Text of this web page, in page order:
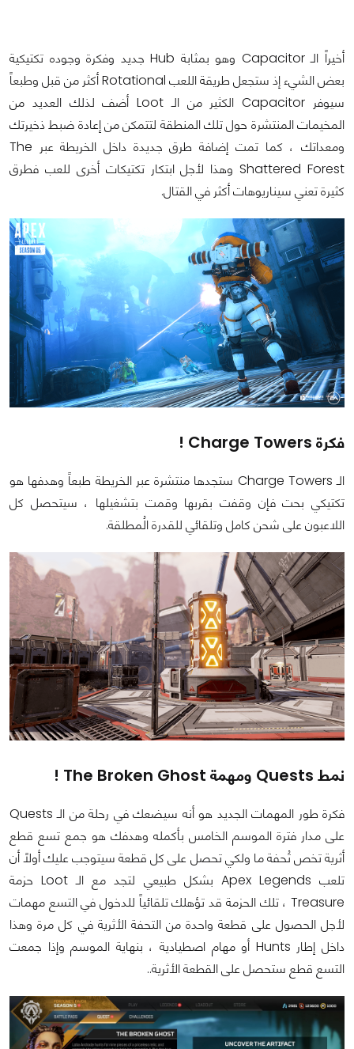
أخيراً الـ Capacitor وهو بمثابة Hub جديد وفكرة وجوده تكتيكية
بعض الشيء إذ ستجعل طريقة اللعب Rotational أكثر من قبل وطبعاً
سيوفر Capacitor الكثير من الـ Loot أضف لذلك العديد من
المخيمات المنتشرة حول تلك المنطقة لتتمكن من إعادة ضبط ذخيرتك
ومعداتك ، كما تمت إضافة طرق جديدة داخل الخريطة عبر The
Shattered Forest وهذا لأجل ابتكار تكتيكات أخرى للعب فطرق
كثيرة تعني سيناريوهات أكثر في القتال.
فكرة Charge Towers !
الـ Charge Towers ستجدها منتشرة عبر الخريطة طبعاً وهدفها هو
تكتيكي بحت فإن وقفت بقربها وقمت بتشغيلها ، سيتحصل كل
اللاعبون على شحن كامل وتلقائي للقدرة الُمطلقة.
نمط Quests ومهمة The Broken Ghost !
فكرة طور المهمات الجديد هو أنه سيضعك في رحلة من الـ Quests
على مدار فترة الموسم الخامس بأكمله وهدفك هو جمع تسع قطع
أثرية تخص تُحفة ما ولكي تحصل على كل قطعة سيتوجب عليك أولاً أن
تلعب Apex Legends بشكل طبيعي لتجد مع الـ Loot حزمة
Treasure ، تلك الحزمة قد تؤهلك تلقائياً للدخول في التسع مهمات
لأجل الحصول على قطعة واحدة من التحفة الأثرية في كل مرة وهذا
داخل إطار Hunts أو مهام اصطيادية ، بنهاية الموسم وإذا جمعت
التسع قطع ستحصل على القطعة الأثرية..